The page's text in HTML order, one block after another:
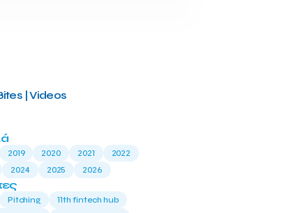
| Videos
2019 2020 2021
2022
2024 2025 2026
Pitching
11th fintech hub